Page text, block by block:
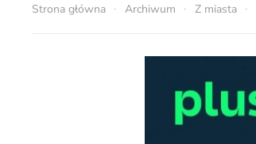
Strona główna Archiwum Z miasta